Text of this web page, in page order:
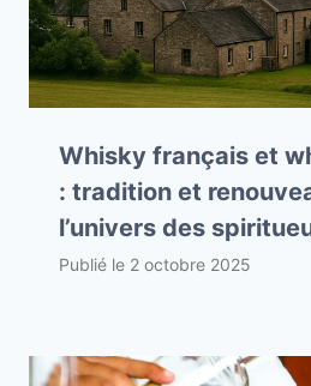
Whisky français et
: tradition et
l’univers des
Publié le 2 octobre 2025